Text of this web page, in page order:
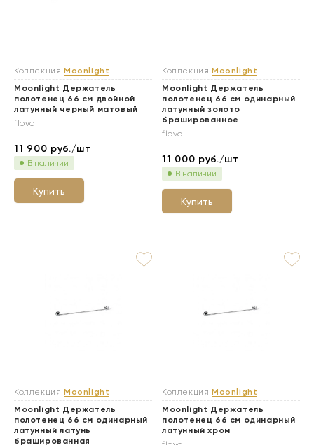
Коллекция Moonlight
Moonlight Держатель
полотенец 66 см двойной
латунный черный матовый
flova
11 900 руб./шт
В наличии
Купить
Коллекция Moonlight
Moonlight Держатель
полотенец 66 см одинарный
латунный золото
брашированное
flova
11 000 руб./шт
В наличии
Купить
Коллекция Moonlight
Moonlight Держатель
полотенец 66 см одинарный
латунный латунь
брашированная
Коллекция Moonlight
Moonlight Держатель
полотенец 66 см одинарный
латунный хром